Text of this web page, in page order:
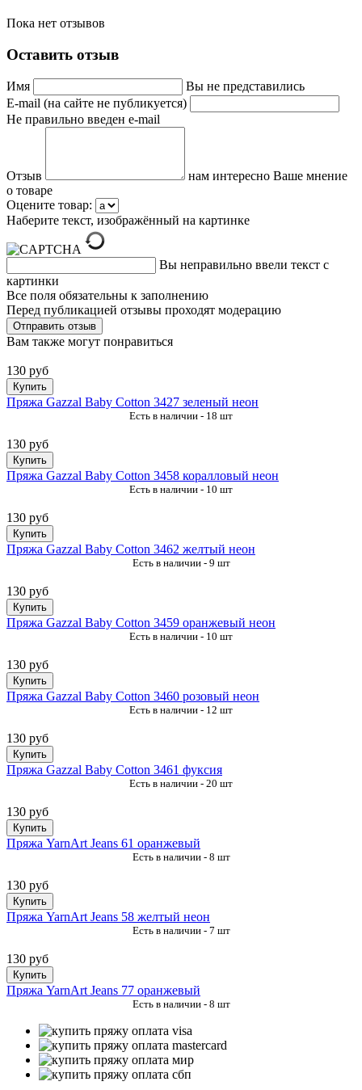
Пока нет отзывов
Оставить отзыв
Имя
Вы не представились
E-mail (на сайте не публикуется)
Не правильно введен e-mail
Отзыв
нам интересно Ваше мнение
о товаре
Оцените товар:
Наберите текст, изображённый на картинке
Вы неправильно ввели текст с
картинки
Все поля обязательны к заполнению
Перед публикацией отзывы проходят модерацию
Вам также могут понравиться
130 руб
Купить
Пряжа Gazzal Baby Cotton 3427 зеленый неон
Есть в наличии - 18 шт
130 руб
Купить
Пряжа Gazzal Baby Cotton 3458 коралловый неон
Есть в наличии - 10 шт
130 руб
Купить
Пряжа Gazzal Baby Cotton 3462 желтый неон
Есть в наличии - 9 шт
130 руб
Купить
Пряжа Gazzal Baby Cotton 3459 оранжевый неон
Есть в наличии - 10 шт
130 руб
Купить
Пряжа Gazzal Baby Cotton 3460 розовый неон
Есть в наличии - 12 шт
130 руб
Купить
Пряжа Gazzal Baby Cotton 3461 фуксия
Есть в наличии - 20 шт
130 руб
Купить
Пряжа YarnArt Jeans 61 оранжевый
Есть в наличии - 8 шт
130 руб
Купить
Пряжа YarnArt Jeans 58 желтый неон
Есть в наличии - 7 шт
130 руб
Купить
Пряжа YarnArt Jeans 77 оранжевый
Есть в наличии - 8 шт